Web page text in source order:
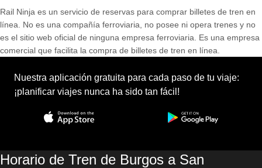
Rail Ninja es un servicio de reservas para comprar billetes de tren en
línea. No es una compañía ferroviaria, no posee ni opera trenes y no
es el sitio web oficial de ninguna empresa ferroviaria. Es una empresa
comercial que facilita la compra de billetes de tren en línea.
Nuestra aplicación gratuita para cada paso de tu viaje:
¡planificar viajes nunca ha sido tan fácil!
Horario de Tren de Burgos a San